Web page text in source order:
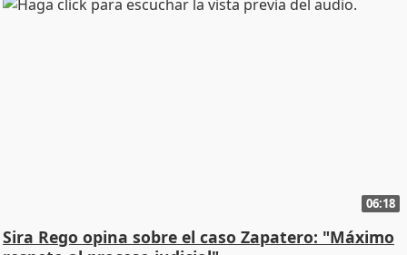
06:18
Sira Rego opina sobre el caso Zapatero: "Máximo